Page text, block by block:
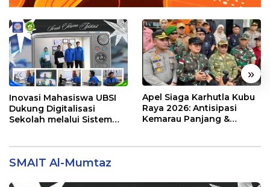
« »
Inovasi Mahasiswa UBSI
Dukung Digitalisasi
Sekolah melalui Sistem
Apel Siaga Karhutla Kubu
Raya 2026: Antisipasi
Kemarau Panjang &
SMAIT Al-Mumtaz